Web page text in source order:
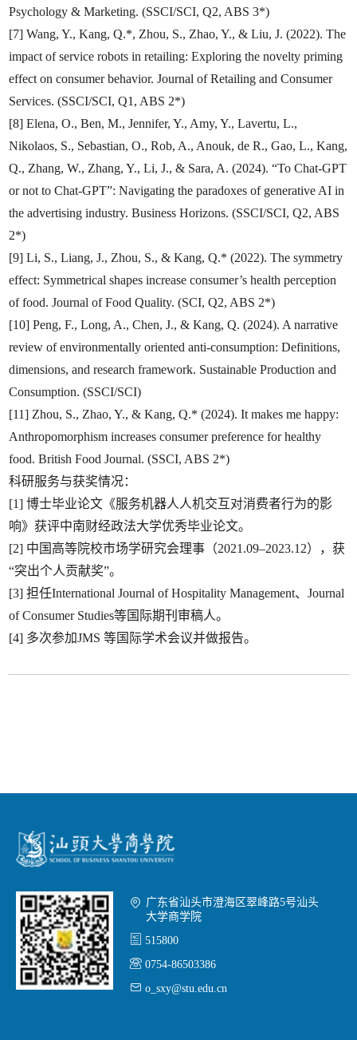
Psychology & Marketing. (SSCI/SCI, Q2, ABS 3*)
[7] Wang, Y., Kang, Q.*, Zhou, S., Zhao, Y., & Liu, J. (2022). The
impact of service robots in retailing: Exploring the novelty priming
effect on consumer behavior. Journal of Retailing and Consumer
Services. (SSCI/SCI, Q1, ABS 2*)
[8] Elena, O., Ben, M., Jennifer, Y., Amy, Y., Lavertu, L.,
Nikolaos, S., Sebastian, O., Rob, A., Anouk, de R., Gao, L., Kang,
Q., Zhang, W., Zhang, Y., Li, J., & Sara, A. (2024). “To Chat-GPT
or not to Chat-GPT”: Navigating the paradoxes of generative AI in
the advertising industry. Business Horizons. (SSCI/SCI, Q2, ABS
2*)
[9] Li, S., Liang, J., Zhou, S., & Kang, Q.* (2022). The symmetry
effect: Symmetrical shapes increase consumer’s health perception
of food. Journal of Food Quality. (SCI, Q2, ABS 2*)
[10] Peng, F., Long, A., Chen, J., & Kang, Q. (2024). A narrative
review of environmentally oriented anti-consumption: Definitions,
dimensions, and research framework. Sustainable Production and
Consumption. (SSCI/SCI)
[11] Zhou, S., Zhao, Y., & Kang, Q.* (2024). It makes me happy:
Anthropomorphism increases consumer preference for healthy
food. British Food Journal. (SSCI, ABS 2*)
科研服务与获奖情况：
[1] 博士毕业论文《服务机器人人机交互对消费者行为的影
响》获评中南财经政法大学优秀毕业论文。
[2] 中国高等院校市场学研究会理事（2021.09–2023.12），获
“突出个人贡献奖”。
[3] 担任International Journal of Hospitality Management、Journal
of Consumer Studies等国际期刊审稿人。
[4] 多次参加JMS 等国际学术会议并做报告。
 广东省汕头市澄海区翠峰路5号汕头
大学商学院
 515800
 0754-86503386
 o_sxy@stu.edu.cn